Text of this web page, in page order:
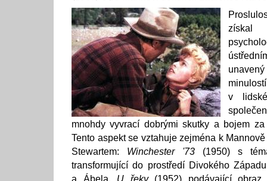
získal
v
mnohdy vyvrací dobrými skutky a bojem
Tento aspekt se vztahuje zejména k
Stewartem: Winchester '73 (1950) s
transformující do prostředí Divokého
a Ábela, U řeky(1952) podávající obraz